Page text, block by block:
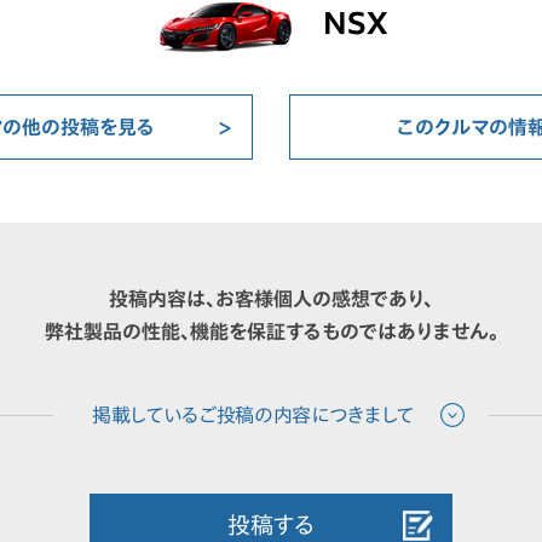
NSX
他の投稿を見る このクルマの情
投稿内容は、お客様個人の感想であり、
弊社製品の性能、機能を保証するものではありません。
投稿する